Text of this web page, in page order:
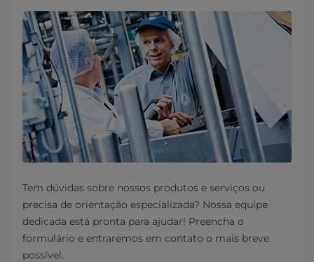
Tem dúvidas sobre nossos produtos e serviços ou
precisa de orientação especializada? Nossa equipe
dedicada está pronta para ajudar! Preencha o
formulário e entraremos em contato o mais breve
possível.